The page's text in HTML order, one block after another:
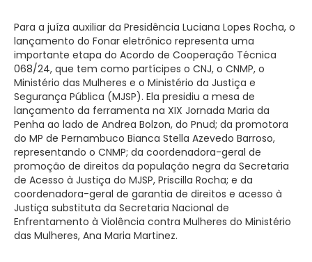
Para a juíza auxiliar da Presidência Luciana Lopes Rocha, o
lançamento do Fonar eletrônico representa uma
importante etapa do Acordo de Cooperação Técnica
068/24, que tem como partícipes o CNJ, o CNMP, o
Ministério das Mulheres e o Ministério da Justiça e
Segurança Pública (MJSP). Ela presidiu a mesa de
lançamento da ferramenta na XIX Jornada Maria da
Penha ao lado de Andrea Bolzon, do Pnud; da promotora
do MP de Pernambuco Bianca Stella Azevedo Barroso,
representando o CNMP; da coordenadora-geral de
promoção de direitos da população negra da Secretaria
de Acesso à Justiça do MJSP, Priscilla Rocha; e da
coordenadora-geral de garantia de direitos e acesso à
Justiça substituta da Secretaria Nacional de
Enfrentamento à Violência contra Mulheres do Ministério
das Mulheres, Ana Maria Martinez.